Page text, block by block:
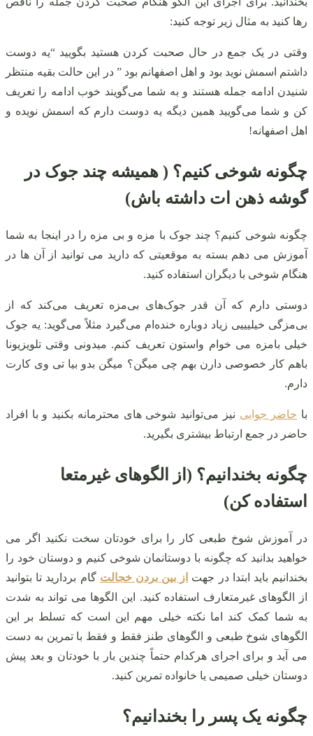
رها کنید به مثال زیر توجه کنید:
وقتی در یک جمع در حال صحبت کردن هستید بگویید “یه دوست
داشتم اسمش نوید بود و اهل اصفهانم بود ” در این حالت بقیه منتظر
شنیدن ادامه جمله هستند و به شما می‌گویند خوب ادامه را تعریف
کن و شما می‌گویید همین دیگه یه دوست دارم که اسمش نویده و
اهل اصفهانه!
چگونه شوخی کنیم؟ ( همیشه چند جوک در
گوشه ذهن ات داشته باش)
چگونه شوخی کنیم؟ چند جوک با مزه و بی مزه را در اینجا به شما
آموزش می دهم بسته به موقعیتی که دارید می توانید از آن ها در
هنگام شوخی با دیگران استفاده کنید.
دوستی دارم که آن قدر جوک‌های بی‌مزه تعریف می‌کند که از
بی‌مزگی خیلیییی زیاد دوباره خنده‌ام می‌گیرد مثلاً می‌گوید: یه جوک
خیلی بامزه می خوام واستون تعریف کنم. میدونی وقتی تلویزیونا
باهم کار خصوصی دارن بهم چی میگن؟ میگن بدو بیا تی وی کارت
دارم.
با حاضر جوابی نیز می‌توانید شوخی های محترمانه بکنید و با افراد
حاضر در جمع ارتباط بیشتری بگیرید.
چگونه بخندانیم؟ (از الگوهای غیرمتعا
استفاده کن)
در آموزش شوخ طبعی کار را برای خودتان سخت نکنید اگر می
خواهید بدانید که چگونه با دوستانمان شوخی کنیم و دوستان خود را
بخندانیم باید ابتدا در جهت از بین بردن خجالت گام بردارید تا بتوانید
از الگوهای غیرمتعارف استفاده کنید. این الگوها می‌ تواند به‌ شدت
به شما کمک کند اما نکته خیلی مهم این است که تسلط بر این
الگوهای شوخ طبعی و الگوهای طنز فقط و فقط با تمرین به دست
می‌ آید و برای اجرای هرکدام حتماً چندین بار با خودتان و بعد پیش
دوستان خیلی صمیمی یا خانواده تمرین کنید.
چگونه یک پسر را بخندانیم؟